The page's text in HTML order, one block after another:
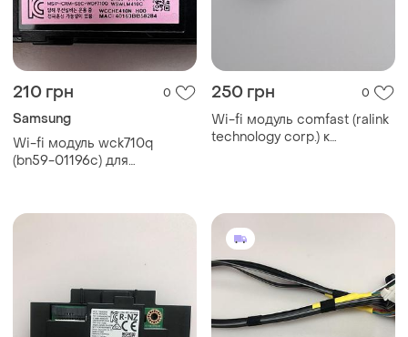
210 грн 0
Samsung
Wi-fi модуль wck710q
(bn59-01196c) для
250 грн 0
Wi-fi модуль comfast (ralink
technology corp.) к